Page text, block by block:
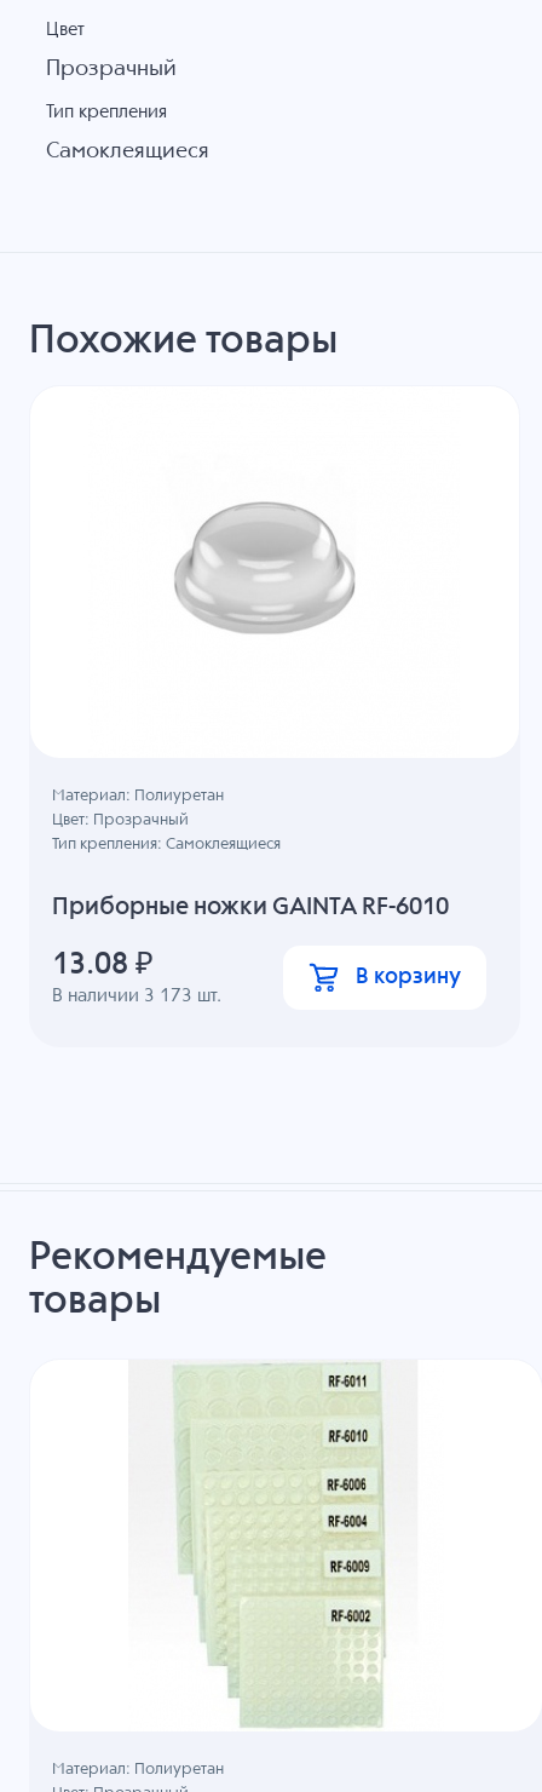
Цвет
Прозрачный
Тип крепления
Самоклеящиеся
Похожие товары
Приборные ножки GAINTA RF-6010
В наличии 3 173 шт.
Материал: Полиуретан
Цвет: Прозрачный
Тип крепления: Самоклеящиеся
13.08 ₽ В корзину
Рекомендуемые
товары
Материал: Полиуретан